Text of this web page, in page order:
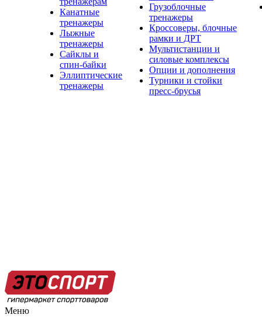
Канатные
тренажеры
Лыжные
тренажеры
Сайклы и
спин-байки
Эллиптические
тренажеры
Грузоблочные
тренажеры
Кроссоверы, блочные
рамки и ДРТ
Мультистанции и
силовые комплексы
Опции и дополнения
Турники и стойки
пресс-брусья
Меню